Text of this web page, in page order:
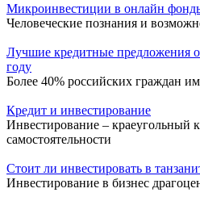
Микроинвестиции в онлайн
Человеческие познания и
Лучшие кредитные предложения
году
Более 40% российских граждан
Кредит и инвестирование
Инвестирование – краеугольный
самостоятельности
Стоит ли инвестировать в
Инвестирование в бизнес